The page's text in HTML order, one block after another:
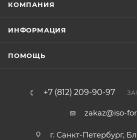
КОМПАНИЯ
ИНФОРМАЦИЯ
ПОМОЩЬ
+7 (812) 209-90-97
zakaz@iso-
г. Санкт-Петербург,